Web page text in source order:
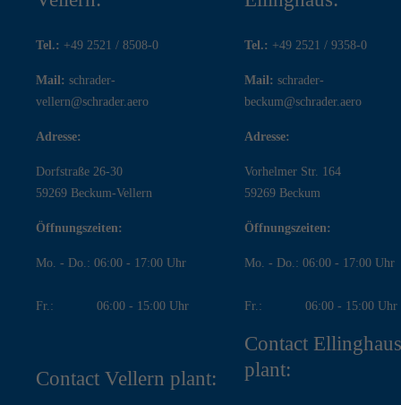
Tel.: +49 2521 / 8508-0
Mail: schrader-
vellern@schrader.aero
Adresse:
Dorfstraße 26-30
59269 Beckum-Vellern
Öffnungszeiten:
Mo. - Do.: 06:00 - 17:00 Uhr
Fr.: 06:00 - 15:00 Uhr
Contact Vellern plant:
Tel.: +49 2521 / 9358-0
Mail: schrader-
beckum@schrader.aero
Adresse:
Vorhelmer Str. 164
59269 Beckum
Öffnungszeiten:
Mo. - Do.: 06:00 - 17:00 Uhr
Fr.: 06:00 - 15:00 Uhr
Contact Ellinghaus
plant: